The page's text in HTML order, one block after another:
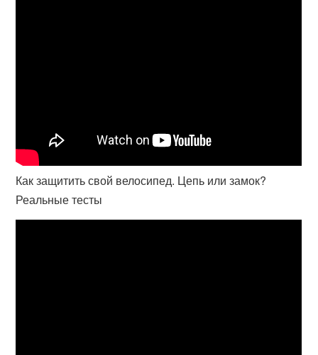
Как защитить свой велосипед. Цепь или замок?
Реальные тесты